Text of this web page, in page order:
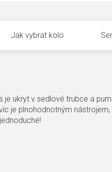
Jak vybrat kolo
ukryt v sedlové trubce a
je plnohodnotným